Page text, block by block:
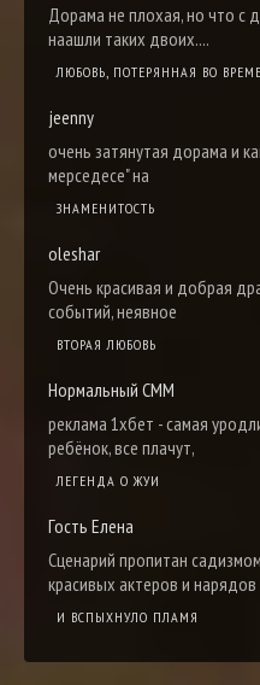
Дорама не плохая, но что с
наашли таких двоих....
ЛЮБОВЬ, ПОТЕРЯННАЯ ВО
jeenny
очень затянутая дорама и
мерседесе" на
ЗНАМЕНИТОСТЬ
oleshar
Очень красивая и добрая
событий, неявное
ВТОРАЯ ЛЮБОВЬ
Нормальный СММ
реклама 1хбет - самая
ребёнок, все плачут,
ЛЕГЕНДА О ЖУИ
Гость Елена
Сценарий пропитан
красивых актеров и нарядов
И ВСПЫХНУЛО ПЛАМЯ